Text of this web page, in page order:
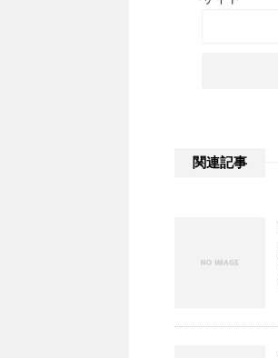
関連記事